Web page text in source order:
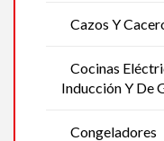
Cazos Y
Cocinas
Inducción Y De
Congeladores